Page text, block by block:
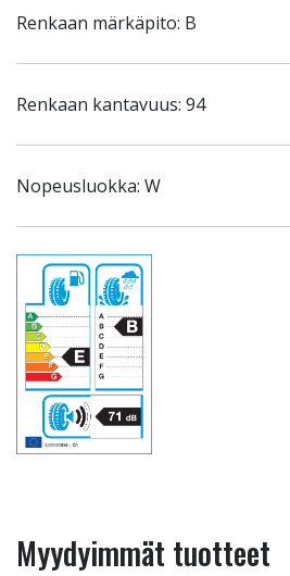
Renkaan märkäpito: B
Renkaan kantavuus: 94
Nopeusluokka: W
Myydyimmät tuotteet